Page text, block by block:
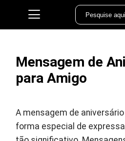
Mensagem de
para Amigo
A mensagem de
forma especial de